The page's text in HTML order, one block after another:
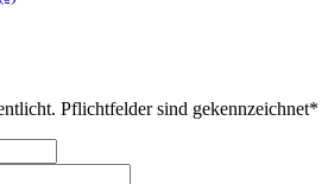
Pflichtfelder sind gekennzeichnet*